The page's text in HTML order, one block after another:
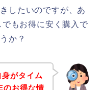
したいのですが、あ
もお得に安く購入で
か？
がタイム
のお得な情